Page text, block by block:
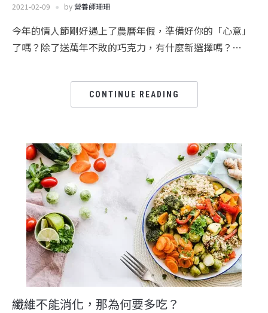
2021-02-09 by營養師珊珊
今年的情人節剛好遇上了農曆年假，準備好你的「心意」
了嗎？除了送萬年不敗的巧克力，有什麼新選擇嗎？…
CONTINUE READING
纖維不能消化，那為何要多吃？